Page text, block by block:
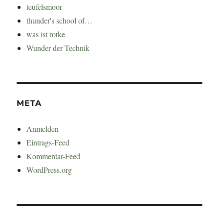
teufelsmoor
thunder's school of…
was ist rotke
Wunder der Technik
META
Anmelden
Eintrags-Feed
Kommentar-Feed
WordPress.org